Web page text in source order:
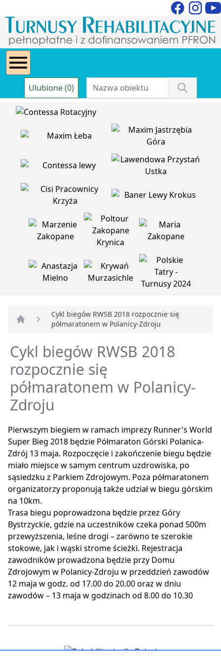
Ulubione (0)
Strona główna
Cykl biegów RWSB 2018 rozpocznie się
półmaratonem w Polanicy-Zdroju
Cykl biegów RWSB 2018
rozpocznie się
półmaratonem w Polanicy-
Zdroju
Pierwszym biegiem w ramach imprezy Runner's World
Super Bieg 2018 będzie Półmaraton Górski Polanica-
Zdrój 13 maja. Rozpoczęcie i zakończenie biegu będzie
miało miejsce w samym centrum uzdrowiska, po
sąsiedzku z Parkiem Zdrojowym. Poza półmaratonem
organizatorzy proponują także udział w biegu górskim
na 10km.
Trasa biegu poprowadzona będzie przez Góry
Bystrzyckie, gdzie na uczestników czeka ponad 500m
przewyższenia, leśne drogi – zarówno te szerokie
stokowe, jak i wąski strome ścieżki. Rejestracja
zawodników prowadzona będzie przy Domu
Zdrojowym w Polanicy-Zdroju w przeddzień zawodów
12 maja w godz. od 17.00 do 20.00 oraz w dniu
zawodów – 13 maja w godzinach od 8.00 do 10.30